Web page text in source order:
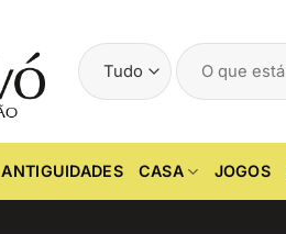
Pesquisar
por:
ANTIGUIDADES CASA JOGOS